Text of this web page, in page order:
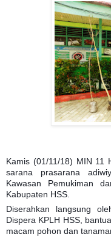
Kamis (01/11/18) MIN 11
sarana prasarana
Kawasan Pemukiman
Kabupaten HSS.
Diserahkan langsung
Dispera KPLH HSS,
macam pohon dan